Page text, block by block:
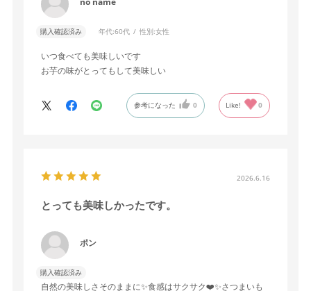
購入確認済み 年代:60代 性別:女性
いつ食べても美味しいです
お芋の味がとってもして美味しい
参考になった 0 Like! 0
2026.6.16
とっても美味しかったです。
ポン
購入確認済み
自然の美味しさそのままに✨食感はサクサク❤️✨さつまいも